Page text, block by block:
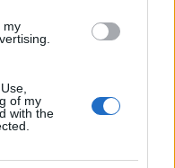
my
of my
with the
En retrait par rapport
de la Xbox One